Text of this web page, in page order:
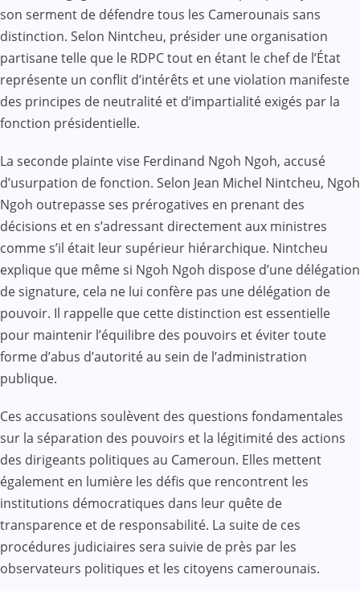
son serment de défendre tous les Camerounais sans
distinction. Selon Nintcheu, présider une organisation
partisane telle que le RDPC tout en étant le chef de l’État
représente un conflit d’intérêts et une violation manifeste
des principes de neutralité et d’impartialité exigés par la
fonction présidentielle.
La seconde plainte vise Ferdinand Ngoh Ngoh, accusé
d’usurpation de fonction. Selon Jean Michel Nintcheu, Ngoh
Ngoh outrepasse ses prérogatives en prenant des
décisions et en s’adressant directement aux ministres
comme s’il était leur supérieur hiérarchique. Nintcheu
explique que même si Ngoh Ngoh dispose d’une délégation
de signature, cela ne lui confère pas une délégation de
pouvoir. Il rappelle que cette distinction est essentielle
pour maintenir l’équilibre des pouvoirs et éviter toute
forme d’abus d’autorité au sein de l’administration
publique.
Ces accusations soulèvent des questions fondamentales
sur la séparation des pouvoirs et la légitimité des actions
des dirigeants politiques au Cameroun. Elles mettent
également en lumière les défis que rencontrent les
institutions démocratiques dans leur quête de
transparence et de responsabilité. La suite de ces
procédures judiciaires sera suivie de près par les
observateurs politiques et les citoyens camerounais.